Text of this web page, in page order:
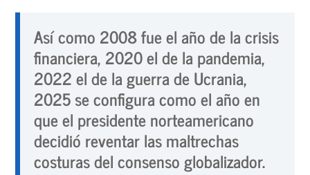
Así como 2008 fue el año de la crisis
financiera, 2020 el de la pandemia,
2022 el de la guerra de Ucrania,
2025 se configura como el año en
que el presidente norteamericano
decidió reventar las maltrechas
costuras del consenso globalizador.